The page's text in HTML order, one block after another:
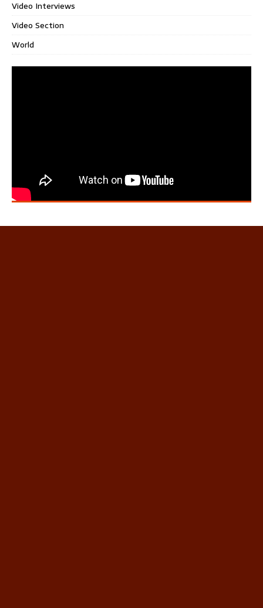
Video Interviews
Video Section
World